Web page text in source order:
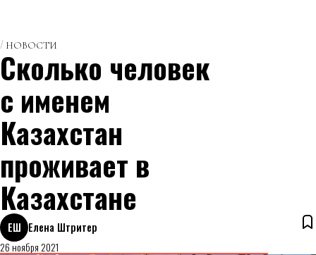
НОВОСТИ
Сколько человек
с именем
Казахстан
проживает в
Казахстане
ЕШ Елена Штритер
26 ноября 2021